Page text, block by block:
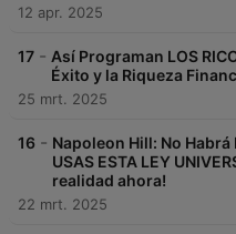
12 apr. 2025
17 - Así Programan LOS
Éxito y la Riqueza
25 mrt. 2025
16 - Napoleon Hill: No Habrá
USAS ESTA LEY
realidad ahora!
22 mrt. 2025